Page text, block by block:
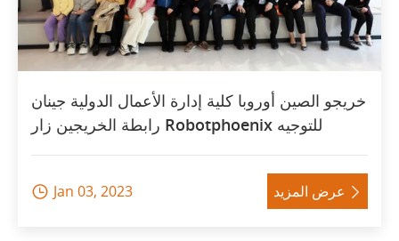
خريجو الصين أوروبا كلية إدارة الأعمال الدولية جينان
رابطة الخريجين زار Robotphoenix للتوجيه
 Jan 03, 2023 عرض المزيد 